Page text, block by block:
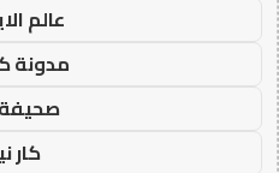
عالم
مدونة
كار